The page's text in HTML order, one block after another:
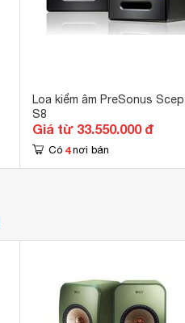
Loa kiểm âm PreSonus
S8
Giá từ 33.550.000 đ
Có 4 nơi bán